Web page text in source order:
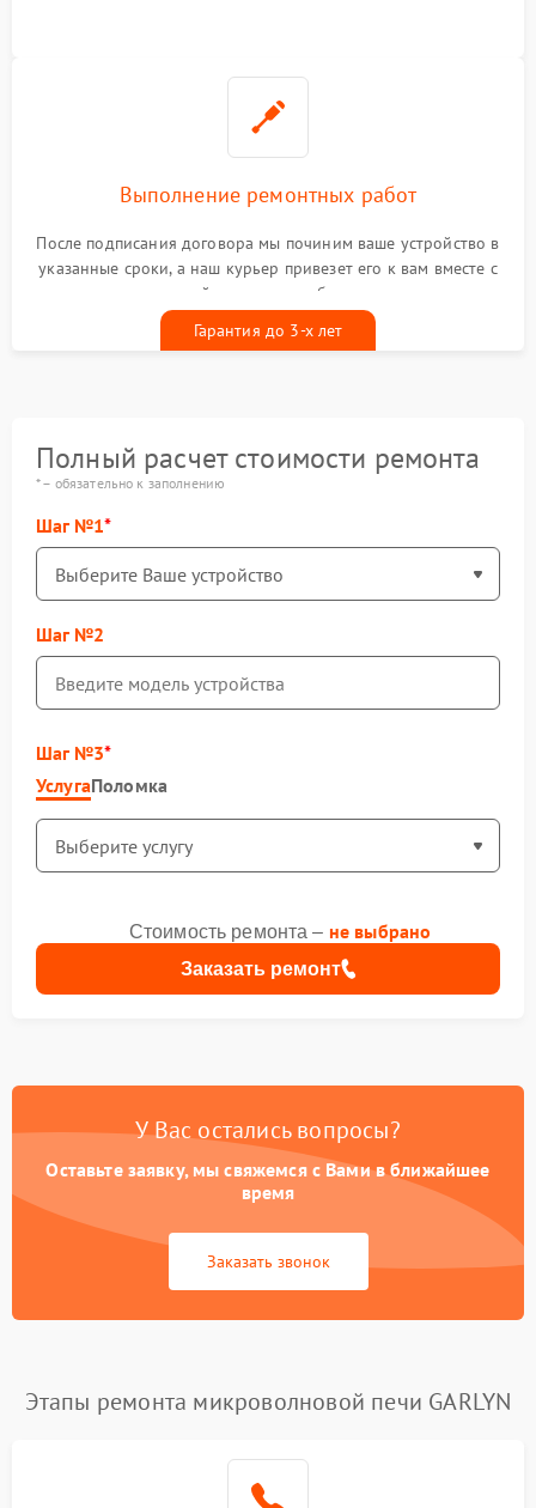
Выполнение ремонтных работ
После подписания договора мы починим ваше устройство в
указанные сроки, а наш курьер привезет его к вам вместе с
гарантийным талоном бесплатно
Гарантия до 3-х лет
Полный расчет стоимости ремонта
* – обязательно к заполнению
Шаг №1
Шаг №2
Шаг №3
УслугаПоломка
Заказать ремонт
Стоимость ремонта – не выбрано
У Вас остались вопросы?
Оставьте заявку, мы свяжемся с Вами в ближайшее
время
Заказать звонок
Этапы ремонта микроволновой печи GARLYN